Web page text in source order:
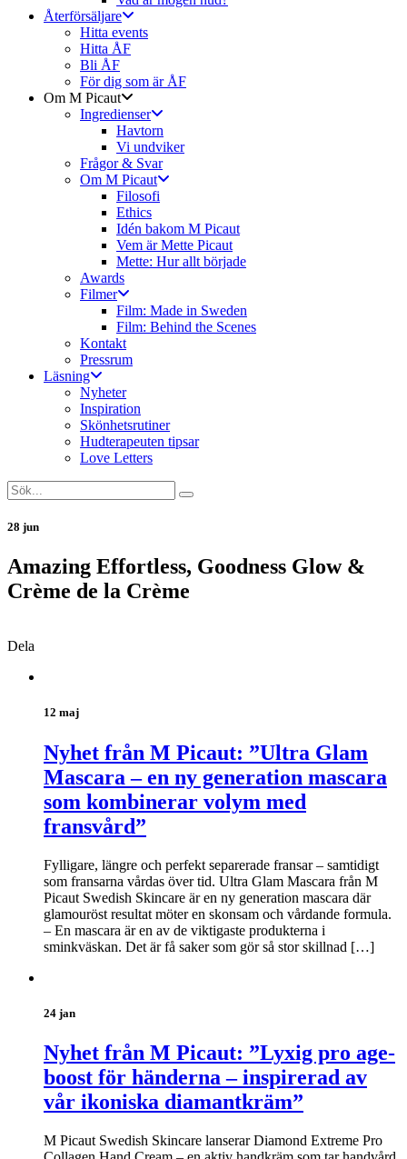
Återförsäljare
Hitta events
Hitta ÅF
Bli ÅF
För dig som är ÅF
Om M Picaut
Ingredienser
Havtorn
Vi undviker
Frågor & Svar
Om M Picaut
Filosofi
Ethics
Idén bakom M Picaut
Vem är Mette Picaut
Mette: Hur allt började
Awards
Filmer
Film: Made in Sweden
Film: Behind the Scenes
Kontakt
Pressrum
Läsning
Nyheter
Inspiration
Skönhetsrutiner
Hudterapeuten tipsar
Love Letters
28 jun
Amazing Effortless, Goodness Glow &
Crème de la Crème
Dela
12 maj
Nyhet från M Picaut: ”Ultra Glam
Mascara – en ny generation mascara
som kombinerar volym med
fransvård”
Fylligare, längre och perfekt separerade fransar – samtidigt
som fransarna vårdas över tid. Ultra Glam Mascara från M
Picaut Swedish Skincare är en ny generation mascara där
glamouröst resultat möter en skonsam och vårdande formula.
– En mascara är en av de viktigaste produkterna i
sminkväskan. Det är få saker som gör så stor skillnad […]
24 jan
Nyhet från M Picaut: ”Lyxig pro age-
boost för händerna – inspirerad av
vår ikoniska diamantkräm”
M Picaut Swedish Skincare lanserar Diamond Extreme Pro